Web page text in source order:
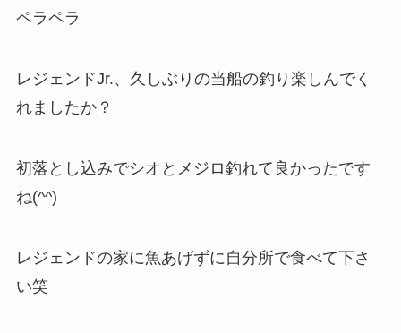
ペラペラ
レジェンドJr.、久しぶりの当船の釣り楽しんでく
れましたか？
初落とし込みでシオとメジロ釣れて良かったです
ね(^^)
レジェンドの家に魚あげずに自分所で食べて下さ
い笑